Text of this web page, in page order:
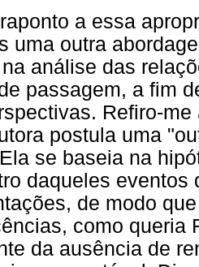
a essa
uma outra
análise das
passagem, a fim
Refiro-
postula uma
se baseia na
daqueles eventos
de modo
como queria
da ausência de